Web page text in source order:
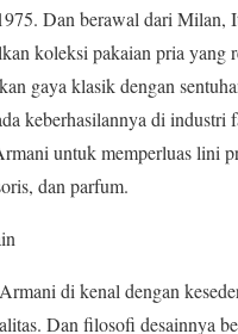
Dan berawal dari Milan,
koleksi pakaian pria yang
gaya klasik dengan
keberhasilannya di industri
untuk memperluas lini
dan parfum.
di kenal dengan
Dan filosofi desainnya